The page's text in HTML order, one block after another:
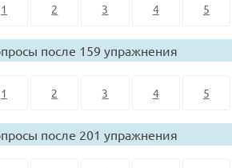
1 2 3 4 5
после 159 упражнения
1 2 3 4 5
после 201 упражнения